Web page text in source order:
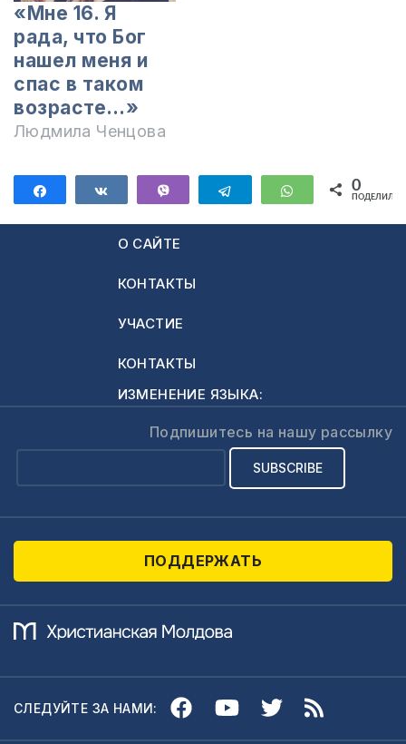
«Мне 16. Я
рада, что Бог
нашел меня и
спас в таком
возрасте…»
Людмила Ченцова
ПоделитьсяПоделиться Telegram WhatsApp
0
О САЙТЕ
КОНТАКТЫ
УЧАСТИЕ
КОНТАКТЫ
ИЗМЕНЕНИЕ ЯЗЫКА:
Подпишитесь на нашу рассылку
ПОДДЕРЖАТЬ
СЛЕДУЙТЕ ЗА НАМИ: